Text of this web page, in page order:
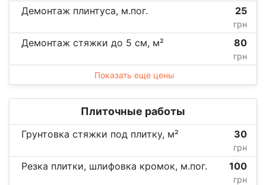
Демонтаж плинтуса, м.пог. 25
грн
Демонтаж стяжки до 5 см, м² 80
грн
Показать еще цены
Плиточные работы
Грунтовка стяжки под плитку, м² 30
грн
Резка плитки, шлифовка кромок, м.пог. 100
грн